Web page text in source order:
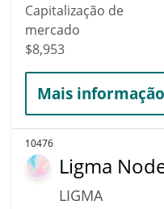
Capitalização de
mercado
$8,953
Mais informação
10476
Ligma
LIGMA